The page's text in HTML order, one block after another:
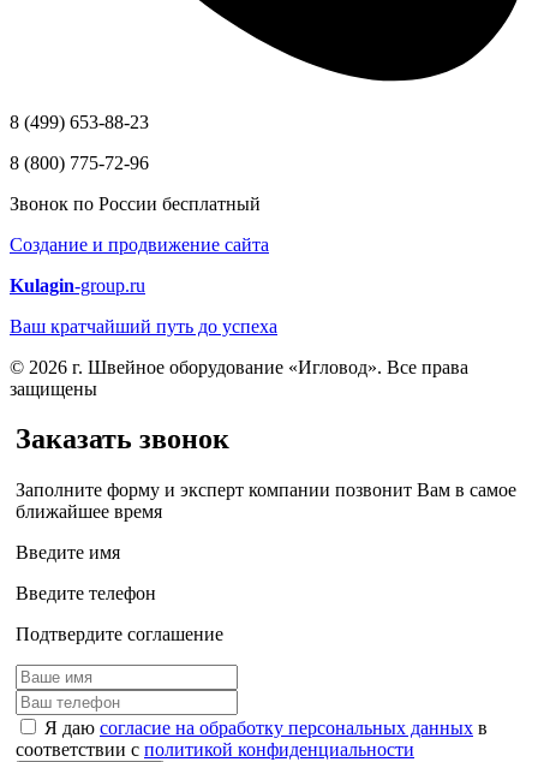
8 (499) 653-88-23
8 (800) 775-72-96
Звонок по России бесплатный
Создание и продвижение сайта
Kulagin-group.ru
Ваш кратчайший путь до успеха
© 2026 г. Швейное оборудование «Игловод». Все права
защищены
Заказать звонок
Заполните форму и эксперт компании позвонит Вам в самое
ближайшее время
Введите имя
Введите телефон
Подтвердите соглашение
Я даю согласие на обработку персональных данных в
соответствии с политикой конфиденциальности